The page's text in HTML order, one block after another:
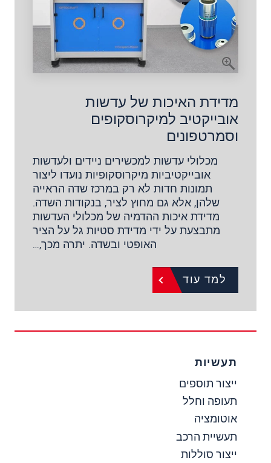
מדידת האיכות של עדשות
אובייקטיב למיקרוסקופים
וסמרטפונים
מכלולי עדשות למכשירים ניידים ולעדשות
אובייקטיביות מיקרוסקופיות נועדו ליצור
תמונות חדות לא רק במרכז שדה הראייה
שלהן, אלא גם מחוץ לציר, בנקודות השדה.
מדידת איכות ההדמיה של מכלולי העדשות
מתבצעת על ידי מדידת סטיות גל על הציר
האופטי ובשדה. יתרה מכך,…
למד עוד
תעשיות
ייצור תוספים
תעופה וחלל
אוטומציה
תעשיית הרכב
ייצור סוללות